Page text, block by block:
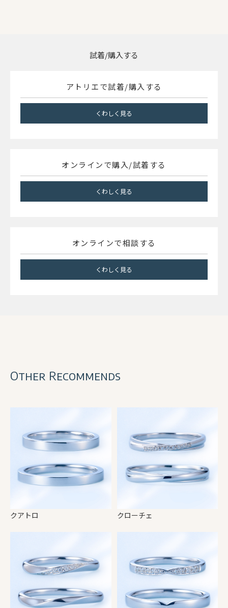
試着/購入する
アトリエで試着/購入する
くわしく見る
オンラインで購入/試着する
くわしく見る
オンラインで相談する
くわしく見る
Other Recommends
クアトロ クローチェ